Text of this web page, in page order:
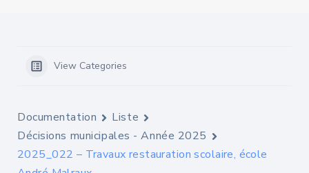
View Categories
Documentation
Liste
Décisions municipales - Année 2025
2025_022 – Travaux restauration scolaire, école